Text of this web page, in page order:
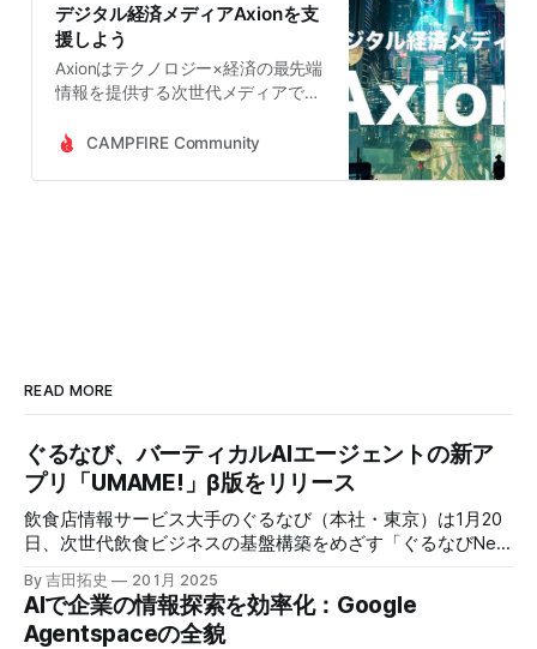
デジタル経済メディアAxionを支
援しよう
Axionはテクノロジー×経済の最先端
情報を提供する次世代メディアで
調査と分析によって信頼度の高い情
CAMPFIRE Community
READ MORE
ぐるなび、バーティカルAIエージェントの新ア
プリ「UMAME!」β版をリリース
飲食店情報サービス大手のぐるなび（本社・東京）は1月20
日、次世代飲食ビジネスの基盤構築をめざす「ぐるなびNext
プロジェクト」の初成果として、新たな飲食店探索アプリ
「UMAME!（うまみー！）」のβ版を公開した。
By 吉田拓史 20 1月 2025
AIで企業の情報探索を効率化：Google
Agentspaceの全貌